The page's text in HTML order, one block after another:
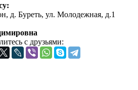
д. Буреть, ул. Молодежная, д.1
с друзьями: